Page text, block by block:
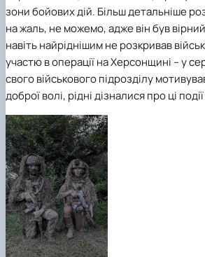
зони бойових дій. Більш детальніше
на жаль, не можемо, адже він був
навіть найріднішим не розкривав
участю в операції на Херсонщині – у
свого військового підрозділу
доброї волі, рідні дізналися про ці